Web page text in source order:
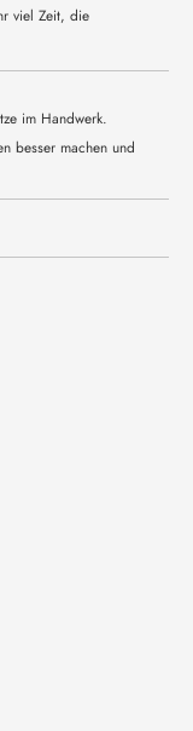
viel Zeit, die
im Handwerk.
besser machen und